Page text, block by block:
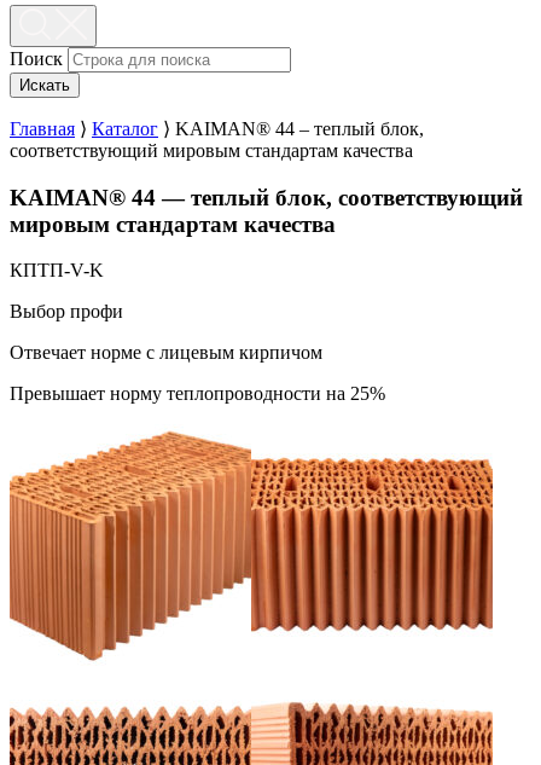
Поиск
Искать
Главная ⟩ Каталог ⟩ KAIMAN® 44 – теплый блок,
соответствующий мировым стандартам качества
KAIMAN® 44 — теплый блок, соответствующий
мировым стандартам качества
КПТП-V-K
Выбор профи
Отвечает норме с лицевым кирпичом
Превышает норму теплопроводности на 25%